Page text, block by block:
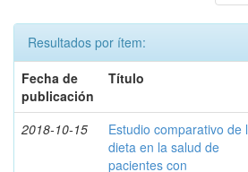
Resultados por ítem:
Fecha de
publicación
Título
2018-10-15
Estudio comparativo de
dieta en la salud de
pacientes con